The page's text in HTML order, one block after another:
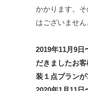
かかります。
はございません
2019年11月9日
だきましたお
装１点プランが